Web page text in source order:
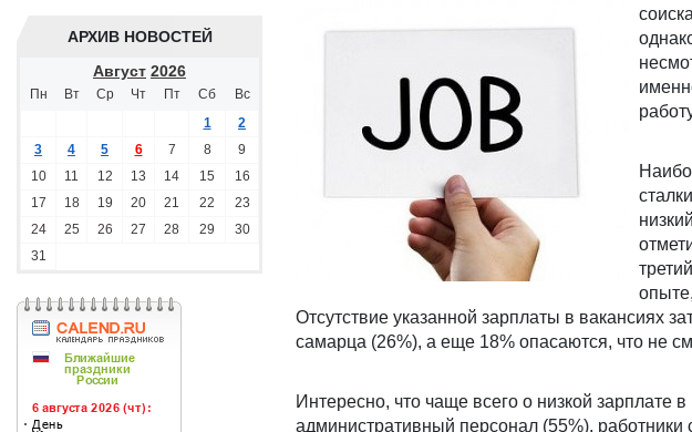
АРХИВ НОВОСТЕЙ
Август 2026
Пн Вт Ср Чт Пт Сб
Вс
1
2
3
4 5 6 7 8
9
10
11 12 13 14 15
16
17
18 19 20 21 22
23
24
25 26 27 28 29
30
31
Отсутствие указанной зарплаты в вакансиях
самарца (26%), а еще 18% опасаются, что не
Интересно, что чаще всего о низкой зарплате
административный персонал (55%),